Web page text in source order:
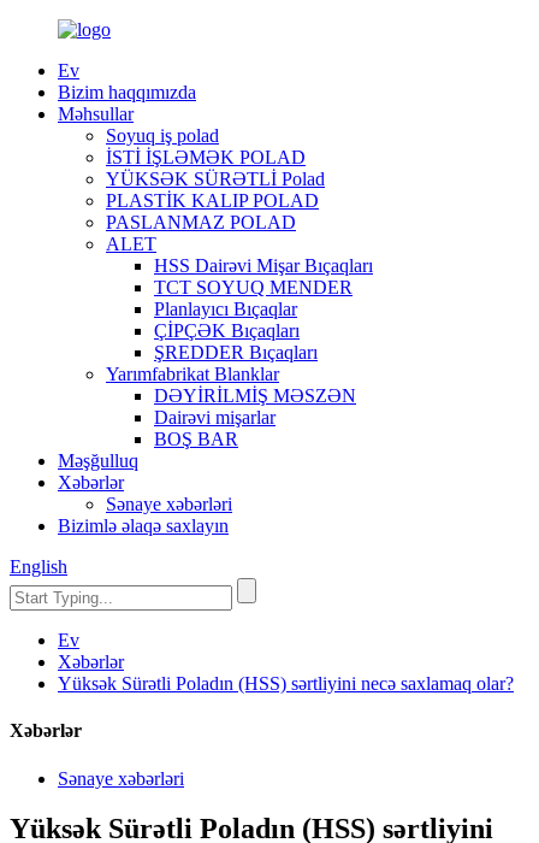
Ev
Bizim haqqımızda
Məhsullar
Soyuq iş polad
İSTİ İŞLƏMƏK POLAD
YÜKSƏK SÜRƏTLİ Polad
PLASTİK KALIP POLAD
PASLANMAZ POLAD
ALET
HSS Dairəvi Mişar Bıçaqları
TCT SOYUQ MENDER
Planlayıcı Bıçaqlar
ÇİPÇƏK Bıçaqları
ŞREDDER Bıçaqları
Yarımfabrikat Blanklar
DƏYİRİLMİŞ MƏSZƏN
Dairəvi mişarlar
BOŞ BAR
Məşğulluq
Xəbərlər
Sənaye xəbərləri
Bizimlə əlaqə saxlayın
English
Ev
Xəbərlər
Yüksək Sürətli Poladın (HSS) sərtliyini necə saxlamaq olar?
Xəbərlər
Sənaye xəbərləri
Yüksək Sürətli Poladın (HSS) sərtliyini